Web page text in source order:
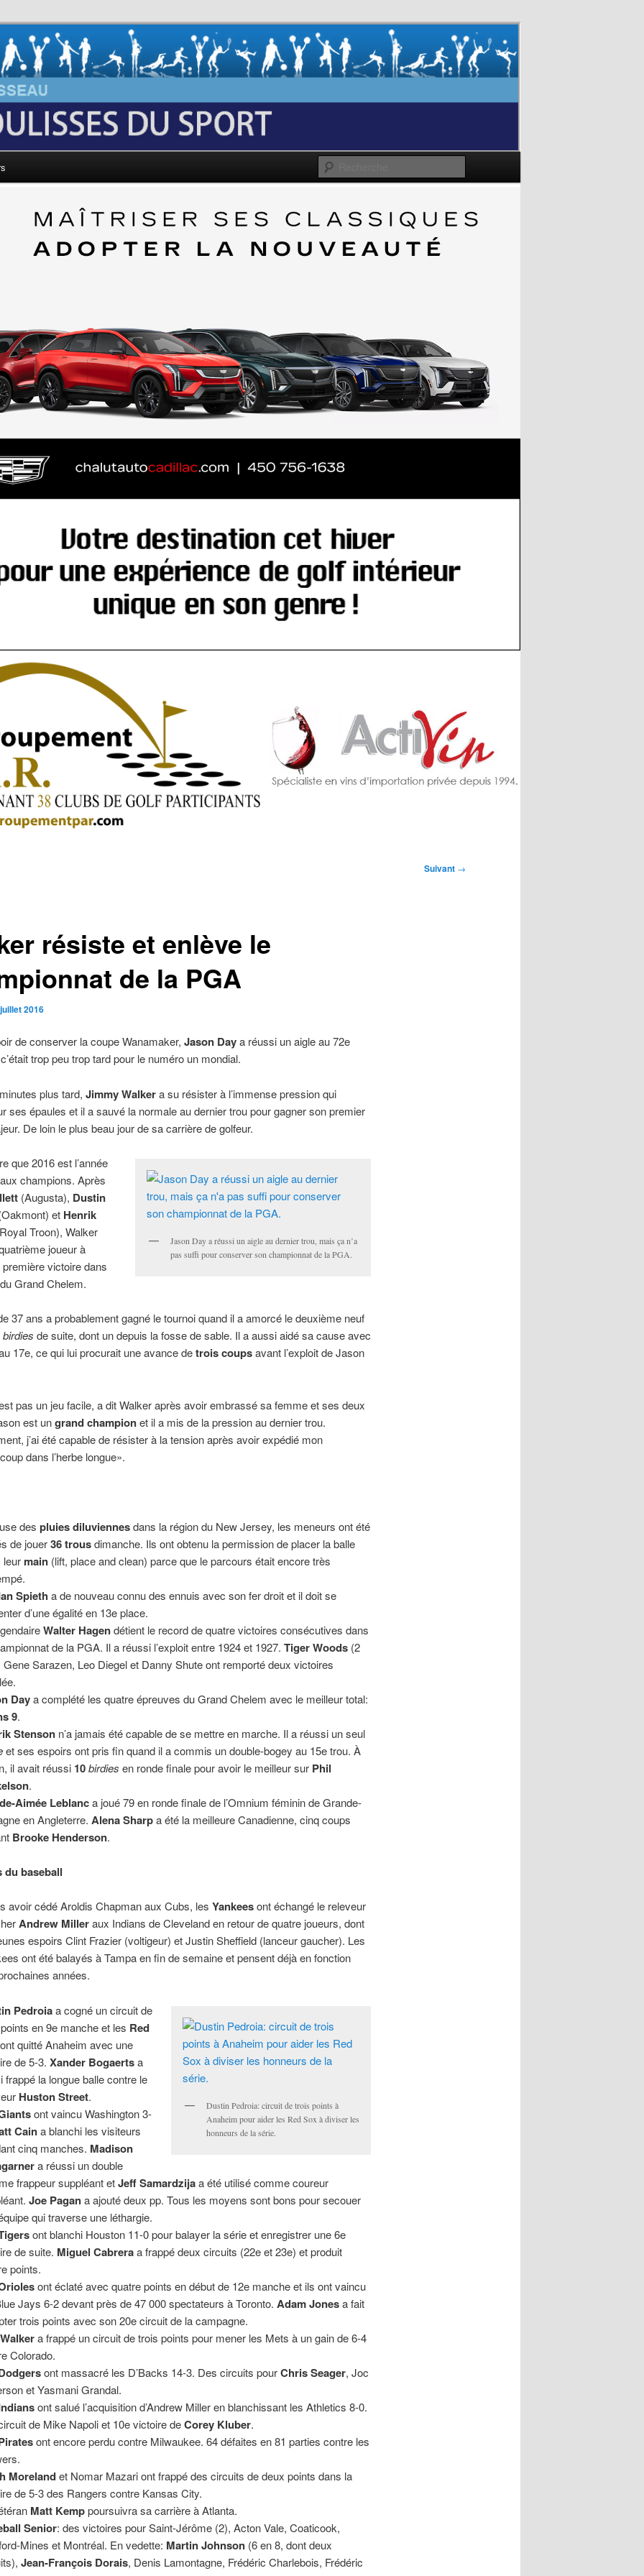
Les Coulisses du Sport
Suivant →
résiste et enlève le
de la PGA
2016
de conserver la coupe Wanamaker, Jason Daya réussi un aigle au 72e
trop peu trop tard pour le numéro un mondial.
plus tard, Jimmy Walkera su résister à l’immense pression qui
ses épaules et il a sauvé la normale au dernier trou pour gagner son premier
De loin le plus beau jour de sa carrière de golfeur.
Jason Day a réussi un aigle au dernier trou, mais ça n’a
pas suffi pour conserver son championnat de la PGA.
que 2016 est l’année
champions. Après
(Augusta), Dustin
et Henrik
Troon), Walker
joueur à
victoire dans
Grand Chelem.
37 ans a probablement gagné le tournoi quand il a amorcé le deuxième neuf
birdies de suite, dont un depuis la fosse de sable. Il a aussi aidé sa cause avec
17e, ce qui lui procurait une avance detrois coupsavant l’exploit de Jason
pas un jeu facile, a dit Walker après avoir embrassé sa femme et ses deux
est ungrand championet il a mis de la pression au dernier trou.
j’ai été capable de résister à la tension après avoir expédié mon
dans l’herbe longue».
despluies diluviennesdans la région du New Jersey, les meneurs ont été
de jouer36 trousdimanche. Ils ont obtenu la permission de placer la balle
leur main (lift, place and clean) parce que le parcours était encore très
Spieth a de nouveau connu des ennuis avec son fer droit et il doit se
d’une égalité en 13e place.
Walter Hagendétient le record de quatre victoires consécutives dans
de la PGA. Il a réussi l’exploit entre 1924 et 1927. Tiger Woods (2
Gene Sarazen, Leo Diegel et Danny Shute ont remporté deux victoires
Daya complété les quatre épreuves du Grand Chelem avec le meilleur total:
9.
Stenson n’a jamais été capable de se mettre en marche. Il a réussi un seul
et ses espoirs ont pris fin quand il a commis un double-bogey au 15e trou. À
il avait réussi 10 birdies en ronde finale pour avoir le meilleur sur Phil
.
Aimée Leblanca joué 79 en ronde finale de l’Omnium féminin de Grande-
en Angleterre. Alena Sharpa été la meilleure Canadienne, cinq coups
Brooke Henderson.
du baseball
avoir cédé Aroldis Chapman aux Cubs, lesYankeesont échangé le releveur
Andrew Milleraux Indians de Cleveland en retour de quatre joueurs, dont
s espoirs Clint Frazier (voltigeur) et Justin Sheffield (lanceur gaucher). Les
ont été balayés à Tampa en fin de semaine et pensent déjà en fonction
années.
Dustin Pedroia: circuit de trois points à
Anaheim pour aider les Red Sox à diviser les
honneurs de la série.
Pedroiaa cogné un circuit de
en 9e manche et les Red
ont quitté Anaheim avec une
de 5-3.Xander Bogaertsa
frappé la longue balle contre le
Huston Street.
ont vaincu Washington 3-
Caina blanchi les visiteurs
cinq manches. Madison
a réussi un double
frappeur suppléant etJeff Samardzijaa été utilisé comme coureur
Joe Pagana ajouté deux pp. Tous les moyens sont bons pour secouer
qui traverse une léthargie.
ont blanchi Houston 11-0 pour balayer la série et enregistrer une 6e
de suite. Miguel Cabreraa frappé deux circuits (22e et 23e) et produit
points.
ont éclaté avec quatre points en début de 12e manche et ils ont vaincu
Jays 6-2 devant près de 47 000 spectateurs à Toronto. Adam Jonesa fait
trois points avec son 20e circuit de la campagne.
a frappé un circuit de trois points pour mener les Mets à un gain de 6-4
Colorado.
ont massacré les D’Backs 14-3. Des circuits pourChris Seager, Joc
et Yasmani Grandal.
ont salué l’acquisition d’Andrew Miller en blanchissant les Athletics 8-0.
de Mike Napoli et 10e victoire deCorey Kluber.
ont encore perdu contre Milwaukee. 64 défaites en 81 parties contre les
Morelandet Nomar Mazari ont frappé des circuits de deux points dans la
de 5-3 des Rangers contre Kansas City.
Matt Kemppoursuivra sa carrière à Atlanta.
Senior: des victoires pour Saint-Jérôme (2), Acton Vale, Coaticook,
Mines et Montréal. En vedette: Martin Johnson (6 en 8, dont deux
Jean-François Dorais, Denis Lamontagne, Frédéric Charlebois, Frédéric